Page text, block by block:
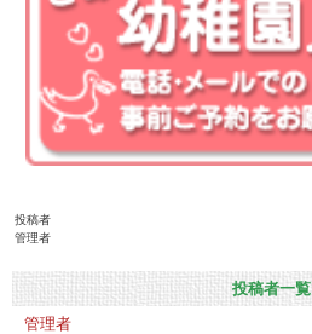
投稿者
管理者
投稿者一覧
管理者